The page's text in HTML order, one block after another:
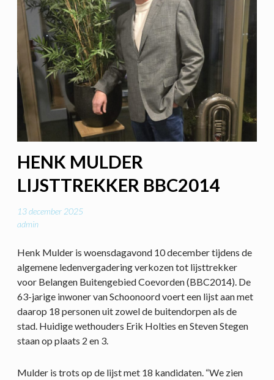
HENK MULDER
LIJSTTREKKER BBC2014
13 december 2025
admin
Henk Mulder is woensdagavond 10 december tijdens de
algemene ledenvergadering verkozen tot lijsttrekker
voor Belangen Buitengebied Coevorden (BBC2014). De
63-jarige inwoner van Schoonoord voert een lijst aan met
daarop 18 personen uit zowel de buitendorpen als de
stad. Huidige wethouders Erik Holties en Steven Stegen
staan op plaats 2 en 3.
Mulder is trots op de lijst met 18 kandidaten. “We zien